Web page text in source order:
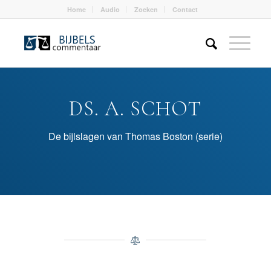
Home Audio Zoeken Contact
DS. A. SCHOT
De bijlslagen van Thomas Boston (serie)